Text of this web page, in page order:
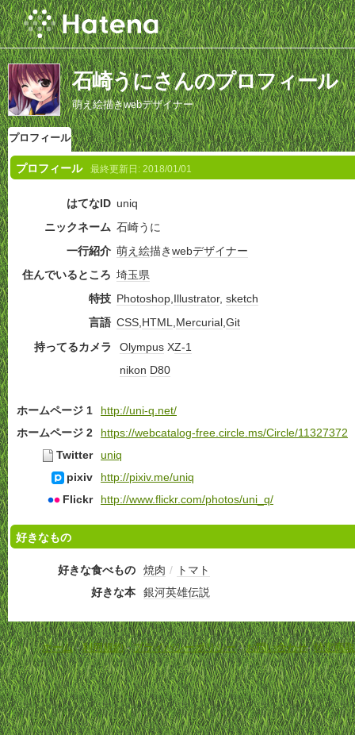
石崎うにさんのプロフィール
萌え絵描きwebデザイナー
プロフィール
プロフィール 最終更新日: 2018/01/01
はてなID uniq
ニックネーム 石崎うに
一行紹介 萌え絵描きwebデザイナー
住んでいるところ 埼玉県
特技 Photoshop,Illustrator, sketch
言語 CSS,HTML,Mercurial,Git
持ってるカメラ
Olympus XZ-1
nikon D80
ホームページ 1
http://uni-q.net/
ホームページ 2
https://webcatalog-free.circle.ms/Circle/11327372
Twitter
uniq
pixiv
http://pixiv.me/uniq
Flickr
http://www.flickr.com/photos/uni_q/
好きなもの
好きな食べもの 焼肉 /
トマト
好きな本
銀河英雄伝説
ホーム-利用規約-プライバシーポリシー-お問い合わせ-特定商